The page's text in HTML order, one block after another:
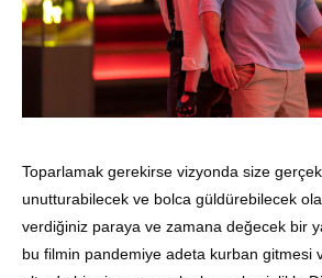
Toparlamak gerekirse vizyonda size
unutturabilecek ve bolca güldürebilecek
verdiğiniz paraya ve zamana değecek bir
bu filmin pandemiye adeta kurban gitmesi